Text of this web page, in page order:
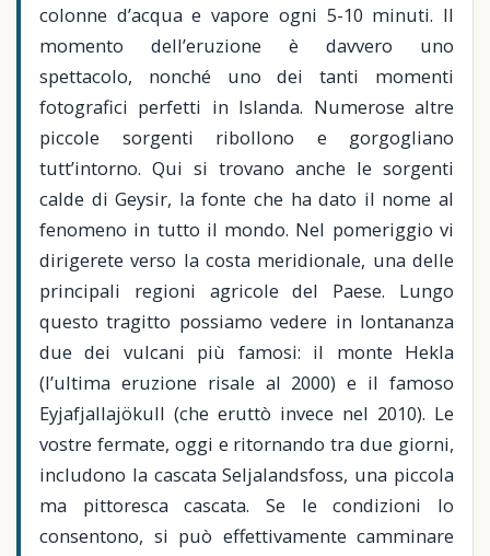
colonne d’acqua e vapore ogni 5-10 minuti. Il
momento dell’eruzione è davvero uno
spettacolo, nonché uno dei tanti momenti
fotografici perfetti in Islanda. Numerose altre
piccole sorgenti ribollono e gorgogliano
tutt’intorno. Qui si trovano anche le sorgenti
calde di Geysir, la fonte che ha dato il nome al
fenomeno in tutto il mondo. Nel pomeriggio vi
dirigerete verso la costa meridionale, una delle
principali regioni agricole del Paese. Lungo
questo tragitto possiamo vedere in lontananza
due dei vulcani più famosi: il monte Hekla
(l’ultima eruzione risale al 2000) e il famoso
Eyjafjallajökull (che eruttò invece nel 2010). Le
vostre fermate, oggi e ritornando tra due giorni,
includono la cascata Seljalandsfoss, una piccola
ma pittoresca cascata. Se le condizioni lo
consentono, si può effettivamente camminare